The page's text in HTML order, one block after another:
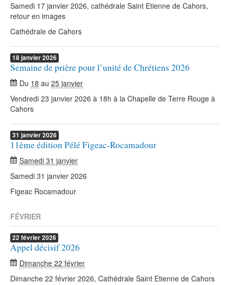
Samedi 17 janvier 2026, cathédrale Saint Etienne de Cahors,
retour en images
Cathédrale de Cahors
18janvier2026
Semaine de prière pour l’unité de Chrétiens 2026
Du 18 au 25 janvier
Vendredi 23 janvier 2026 à 18h à la Chapelle de Terre Rouge à
Cahors
31 janvier2026
11ème édition Pélé Figeac-Rocamadour
Samedi 31 janvier
Samedi 31 janvier 2026
Figeac Rocamadour
FÉVRIER
22 février2026
Appel décisif 2026
Dimanche 22 février
Dimanche 22 février 2026, Cathédrale Saint Etienne de Cahors